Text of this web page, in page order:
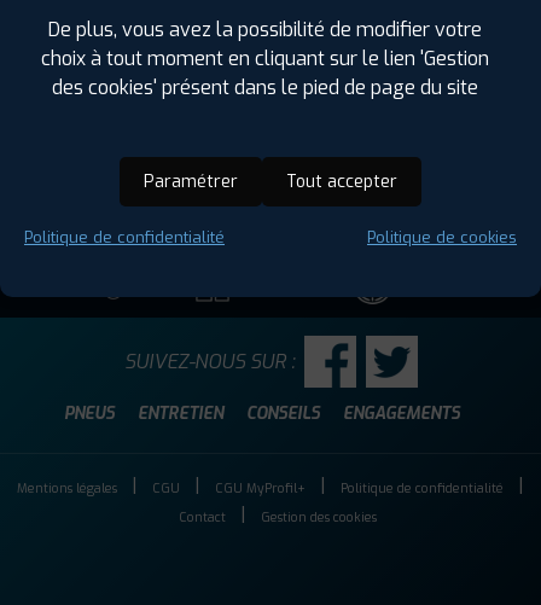
PACK MOBILITÉ
Bénéficiez d’une garantie à vie sur vos pneus ainsi
qu’une assistan...
PNEUS ENTRETIEN CONSEILS ENGAGEMENTS
SUIVEZ-NOUS SUR :
Mentions légales CGU CGU MyProfil+
Politique de confidentialité
Contact
Gestion des cookies
De plus, vous avez la possibilité de modifier votre
choix à tout moment en cliquant sur le lien 'Gestion
des cookies' présent dans le pied de page du site
Paramétrer Tout accepter
Politique de confidentialité Politique de cookies